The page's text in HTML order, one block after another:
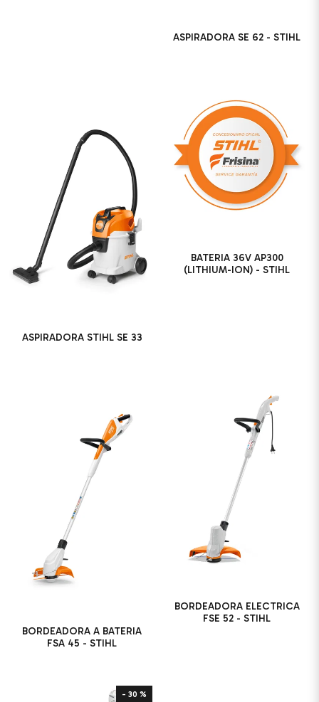
ASPIRADORA SE 62 - STIHL
ASPIRADORA STIHL SE 33
BATERIA 36V AP300
(LITHIUM-ION) - STIHL
BORDEADORA A BATERIA
FSA 45 - STIHL
BORDEADORA ELECTRICA
FSE 52 - STIHL
- 30 %